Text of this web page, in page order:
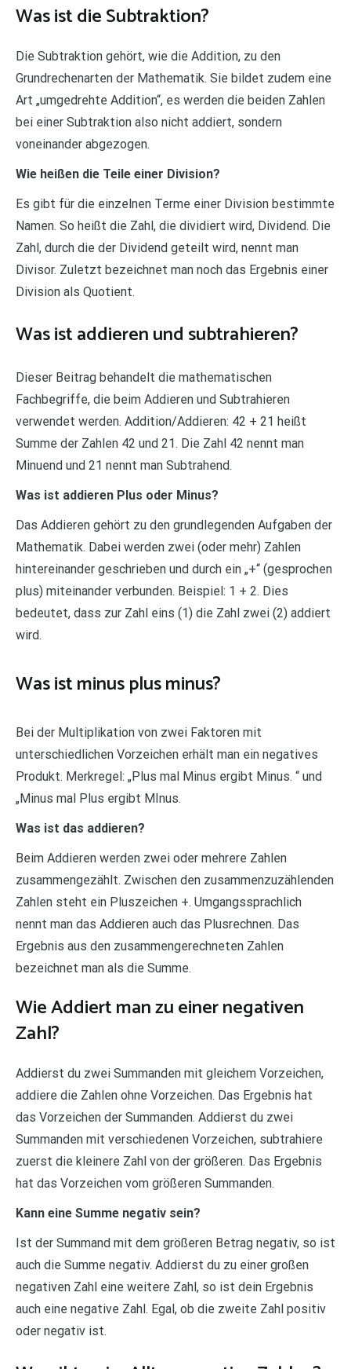
Was ist die Subtraktion?
Die Subtraktion gehört, wie die Addition, zu den
Grundrechenarten der Mathematik. Sie bildet zudem eine
Art „umgedrehte Addition“, es werden die beiden Zahlen
bei einer Subtraktion also nicht addiert, sondern
voneinander abgezogen.
Wie heißen die Teile einer Division?
Es gibt für die einzelnen Terme einer Division bestimmte
Namen. So heißt die Zahl, die dividiert wird, Dividend. Die
Zahl, durch die der Dividend geteilt wird, nennt man
Divisor. Zuletzt bezeichnet man noch das Ergebnis einer
Division als Quotient.
Was ist addieren und subtrahieren?
Dieser Beitrag behandelt die mathematischen
Fachbegriffe, die beim Addieren und Subtrahieren
verwendet werden. Addition/Addieren: 42 + 21 heißt
Summe der Zahlen 42 und 21. Die Zahl 42 nennt man
Minuend und 21 nennt man Subtrahend.
Was ist addieren Plus oder Minus?
Das Addieren gehört zu den grundlegenden Aufgaben der
Mathematik. Dabei werden zwei (oder mehr) Zahlen
hintereinander geschrieben und durch ein „+“ (gesprochen
plus) miteinander verbunden. Beispiel: 1 + 2. Dies
bedeutet, dass zur Zahl eins (1) die Zahl zwei (2) addiert
wird.
Was ist minus plus minus?
Bei der Multiplikation von zwei Faktoren mit
unterschiedlichen Vorzeichen erhält man ein negatives
Produkt. Merkregel: „Plus mal Minus ergibt Minus. “ und
„Minus mal Plus ergibt MInus.
Was ist das addieren?
Beim Addieren werden zwei oder mehrere Zahlen
zusammengezählt. Zwischen den zusammenzuzählenden
Zahlen steht ein Pluszeichen +. Umgangssprachlich
nennt man das Addieren auch das Plusrechnen. Das
Ergebnis aus den zusammengerechneten Zahlen
bezeichnet man als die Summe.
Wie Addiert man zu einer negativen
Zahl?
Addierst du zwei Summanden mit gleichem Vorzeichen,
addiere die Zahlen ohne Vorzeichen. Das Ergebnis hat
das Vorzeichen der Summanden. Addierst du zwei
Summanden mit verschiedenen Vorzeichen, subtrahiere
zuerst die kleinere Zahl von der größeren. Das Ergebnis
hat das Vorzeichen vom größeren Summanden.
Kann eine Summe negativ sein?
Ist der Summand mit dem größeren Betrag negativ, so ist
auch die Summe negativ. Addierst du zu einer großen
negativen Zahl eine weitere Zahl, so ist dein Ergebnis
auch eine negative Zahl. Egal, ob die zweite Zahl positiv
oder negativ ist.